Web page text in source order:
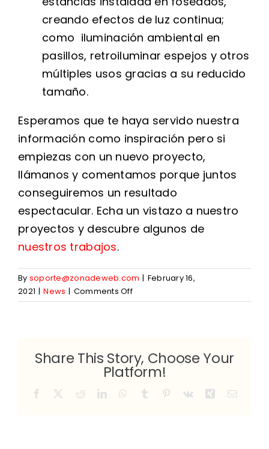
creando efectos de luz continua;
como iluminación ambiental en
pasillos, retroiluminar espejos y otros
múltiples usos gracias a su reducido
tamaño.
Esperamos que te haya servido nuestra
información como inspiración pero si
empiezas con un nuevo proyecto,
llámanos y comentamos porque juntos
conseguiremos un resultado
espectacular. Echa un vistazo a nuestro
proyectos y descubre algunos de
nuestros trabajos.
By soporte@zonadeweb.com | February 16,
2021 | News | Comments Offon
¿Cómo
de
lujo?
Share This Story, Choose Your
Platform!
Facebook RedditLinkedInWhatsApp
Tumblr Pinterest
Vk XingEmail